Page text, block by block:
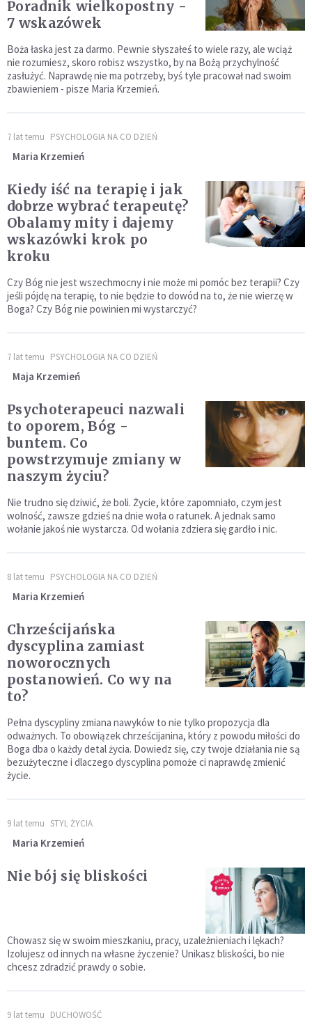
Poradnik wielkopostny -
7 wskazówek
Boża łaska jest za darmo. Pewnie słyszałeś to wiele razy, ale wciąż
nie rozumiesz, skoro robisz wszystko, by na Bożą przychylność
zasłużyć. Naprawdę nie ma potrzeby, byś tyle pracował nad swoim
zbawieniem - pisze Maria Krzemień.
7 lat temu PSYCHOLOGIA NA CO DZIEŃ
Maria Krzemień
Kiedy iść na terapię i jak
dobrze wybrać terapeutę?
Obalamy mity i dajemy
wskazówki krok po
kroku
Czy Bóg nie jest wszechmocny i nie może mi pomóc bez terapii? Czy
jeśli pójdę na terapię, to nie będzie to dowód na to, że nie wierzę w
Boga? Czy Bóg nie powinien mi wystarczyć?
7 lat temu PSYCHOLOGIA NA CO DZIEŃ
Maja Krzemień
Psychoterapeuci nazwali
to oporem, Bóg -
buntem. Co
powstrzymuje zmiany w
naszym życiu?
Nie trudno się dziwić, że boli. Życie, które zapomniało, czym jest
wolność, zawsze gdzieś na dnie woła o ratunek. A jednak samo
wołanie jakoś nie wystarcza. Od wołania zdziera się gardło i nic.
8 lat temu PSYCHOLOGIA NA CO DZIEŃ
Maria Krzemień
Chrześcijańska
dyscyplina zamiast
noworocznych
postanowień. Co wy na
to?
Pełna dyscypliny zmiana nawyków to nie tylko propozycja dla
odważnych. To obowiązek chrześcijanina, który z powodu miłości do
Boga dba o każdy detal życia. Dowiedz się, czy twoje działania nie są
bezużyteczne i dlaczego dyscyplina pomoże ci naprawdę zmienić
życie.
9 lat temu STYL ŻYCIA
Maria Krzemień
Nie bój się bliskości
Chowasz się w swoim mieszkaniu, pracy, uzależnieniach i lękach?
Izolujesz od innych na własne życzenie? Unikasz bliskości, bo nie
chcesz zdradzić prawdy o sobie.
9 lat temu DUCHOWOŚĆ